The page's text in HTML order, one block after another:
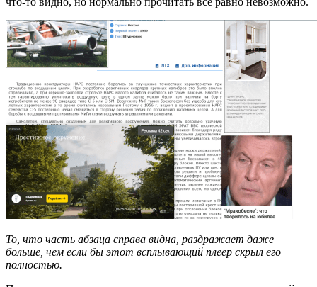
То, что часть абзаца справа видна, раздражает даже
больше, чем если бы этот всплывающий плеер скрыл его
полностью.